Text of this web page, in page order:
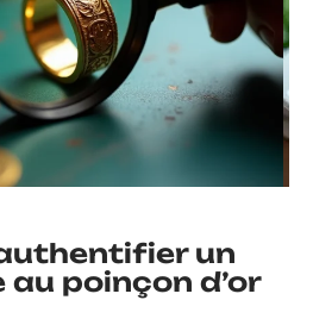
un
poinçon d’or